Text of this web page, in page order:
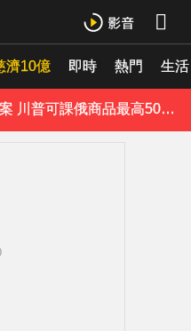
濟10億 即時 熱門 生活
！7地區達停班課標準
牆磁磚「一日掉兩次」
美參院通過對俄制裁案 川普可課俄商品最高500%關稅